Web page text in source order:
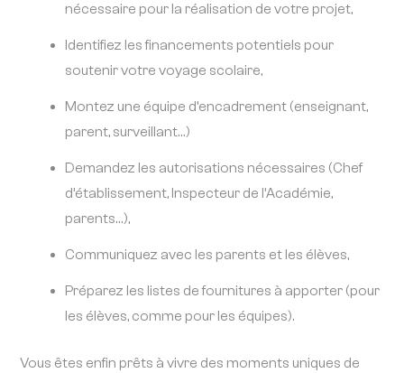
nécessaire pour la réalisation de votre projet,
Identifiez les financements potentiels pour
soutenir votre voyage scolaire,
Montez une équipe d’encadrement (enseignant,
parent, surveillant…)
Demandez les autorisations nécessaires (Chef
d’établissement, Inspecteur de l’Académie,
parents…),
Communiquez avec les parents et les élèves,
Préparez les listes de fournitures à apporter (pour
les élèves, comme pour les équipes).
Vous êtes enfin prêts à vivre des moments uniques de